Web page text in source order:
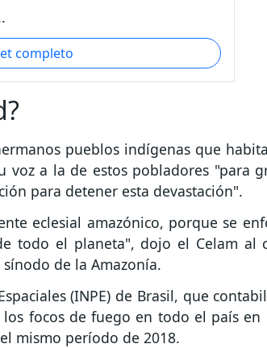
completo
pueblos indígenas que
a la de estos pobladores "para
para detener esta devastación".
eclesial amazónico, porque se
todo el planeta", dojo el Celam al
de la Amazonía.
(INPE) de Brasil, que
focos de fuego en todo el país en
mismo período de 2018.